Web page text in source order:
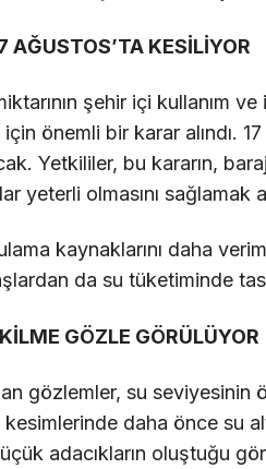
AĞUSTOS’TA KESİLİYOR
şehir içi kullanım
önemli bir karar alındı.
Yetkililer, bu kararın,
yeterli olmasını sağlamak
kaynaklarını daha
da su tüketiminde
GÖZLE GÖRÜLÜYOR
gözlemler, su
daha önce su
adacıkların oluştuğu